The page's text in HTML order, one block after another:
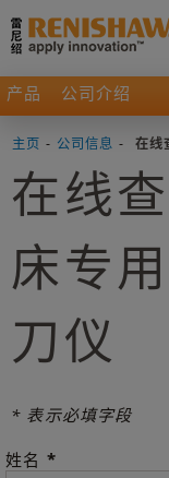
产品 公司介绍
主页 - 公司信息 - 在线
在线
床专
刀仪
* 表示必填字段
姓名 *